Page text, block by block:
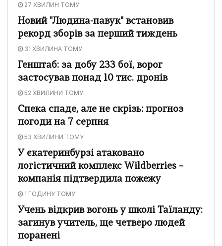
27 ХВИЛИН ТОМУ
Новий "Людина-павук" встановив
рекорд зборів за перший тиждень
31 ХВИЛИНА ТОМУ
Генштаб: за добу 233 бої, ворог
застосував понад 10 тис. дронів
52 ХВИЛИНИ ТОМУ
Спека спаде, але не скрізь: прогноз
погоди на 7 серпня
53 ХВИЛИНИ ТОМУ
У єкатеринбурзі атаковано
логістичний комплекс Wildberries –
компанія підтвердила пожежу
1 ГОДИНУ ТОМУ
Учень відкрив вогонь у школі Таїланду:
загинув учитель, ще четверо людей
поранені